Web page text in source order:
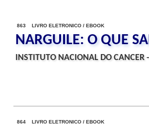
863 LIVRO ELETRONICO / EBOOK
NARGUILE: O QUE
INSTITUTO NACIONAL DO CANCER
864 LIVRO ELETRONICO / EBOOK